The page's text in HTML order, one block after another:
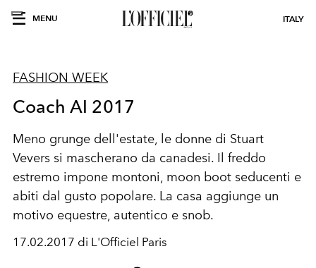
MENU ITALY
FASHION WEEK
Coach AI 2017
Meno grunge dell'estate, le donne di Stuart
Vevers si mascherano da canadesi. Il freddo
estremo impone montoni, moon boot seducenti e
abiti dal gusto popolare. La casa aggiunge un
motivo equestre, autentico e snob.
17.02.2017 di L'Officiel Paris